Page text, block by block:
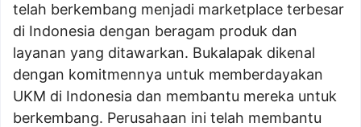
telah berkembang menjadi marketplace terbesar
di Indonesia dengan beragam produk dan
layanan yang ditawarkan. Bukalapak dikenal
dengan komitmennya untuk memberdayakan
UKM di Indonesia dan membantu mereka untuk
berkembang. Perusahaan ini telah membantu